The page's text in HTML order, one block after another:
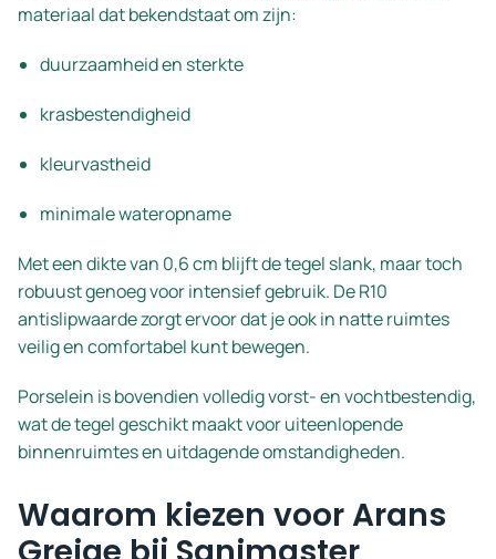
materiaal dat bekendstaat om zijn:
duurzaamheid en sterkte
krasbestendigheid
kleurvastheid
minimale wateropname
Met een dikte van 0,6 cm blijft de tegel slank, maar toch
robuust genoeg voor intensief gebruik. De R10
antislipwaarde zorgt ervoor dat je ook in natte ruimtes
veilig en comfortabel kunt bewegen.
Porselein is bovendien volledig vorst- en vochtbestendig,
wat de tegel geschikt maakt voor uiteenlopende
binnenruimtes en uitdagende omstandigheden.
Waarom kiezen voor Arans